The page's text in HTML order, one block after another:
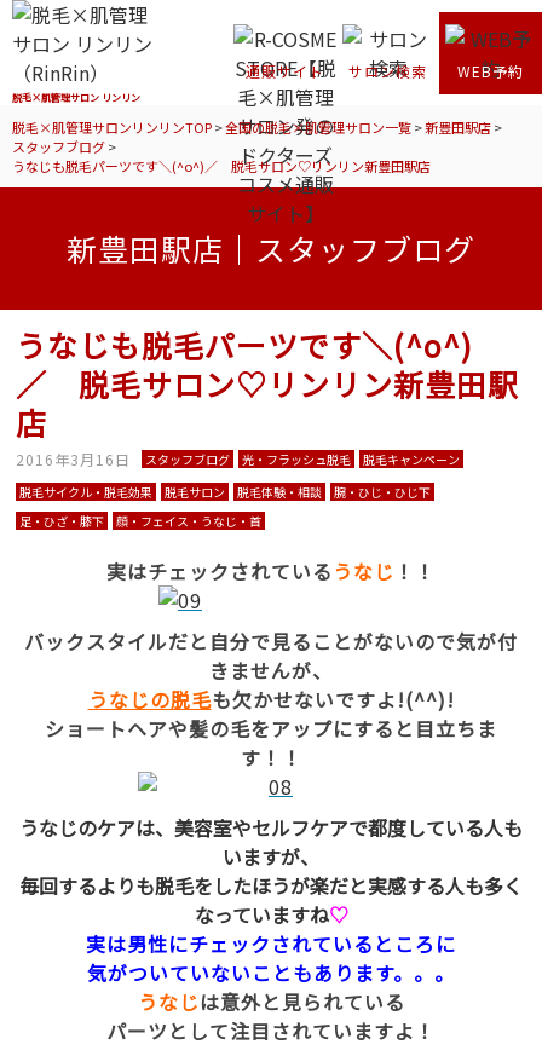
脱毛×肌管理サロン リンリン
通販サイト サロン検索 WEB予約
脱毛×肌管理サロンリンリンTOP>全国の脱毛×肌管理サロン一覧>新豊田駅店>
スタッフブログ>
うなじも脱毛パーツです＼(^o^)／ 脱毛サロン♡リンリン新豊田駅店
新豊田駅店｜スタッフブログ
うなじも脱毛パーツです＼(^o^)
／ 脱毛サロン♡リンリン新豊田駅
店
2016年3月16日 スタッフブログ 光・フラッシュ脱毛
脱毛キャンペーン
脱毛サイクル・脱毛効果
脱毛サロン 脱毛体験・相談
腕・ひじ・ひじ下
足・ひざ・膝下
顔・フェイス・うなじ・首
実はチェックされているうなじ ！！
バックスタイルだと自分で見ることがないので気が付
きませんが、
うなじの脱毛も欠かせないですよ!(^^)!
ショートヘアや髪の毛をアップにすると目立ちま
す！！
うなじのケアは、美容室やセルフケアで都度している人も
いますが、
毎回するよりも脱毛をしたほうが楽だと実感する人も多く
なっていますね♡
実は男性にチェックされているところに
気がついていないこともあります。。。
うなじは意外と見られている
パーツとして注目されていますよ！